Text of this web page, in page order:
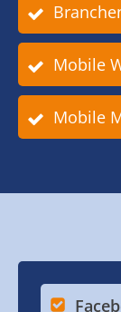
Mobile
Mobile